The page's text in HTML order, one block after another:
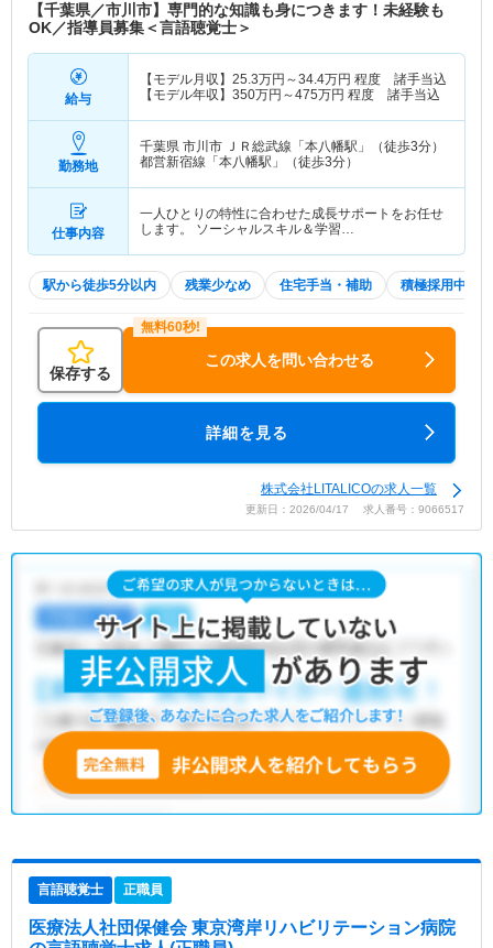
【千葉県／市川市】専門的な知識も身につきます！未経験も
OK／指導員募集＜言語聴覚士＞
給与
【モデル月収】 25.3万円～34.4万円 程度 諸手当込
【モデル年収】 350万円～475万円 程度 諸手当込
勤務地
千葉県 市川市 ＪＲ総武線「本八幡駅」（徒歩3分）
都営新宿線「本八幡駅」（徒歩3分）
仕事内容
一人ひとりの特性に合わせた成長サポートをお任せ
します。 ソーシャルスキル＆学習…
駅から徒歩5分以内 残業少なめ 住宅手当・補助 積極採用中
保存する
この求人を問い合わせる
詳細を見る
株式会社LITALICOの求人一覧
更新日：2026/04/17 求人番号：9066517
言語聴覚士 正職員
医療法人社団保健会 東京湾岸リハビリテーション病院